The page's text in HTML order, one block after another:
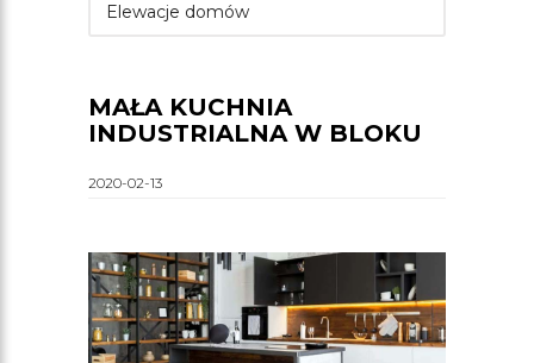
Elewacje domów
MAŁA KUCHNIA
INDUSTRIALNA W BLOKU
2020-02-13